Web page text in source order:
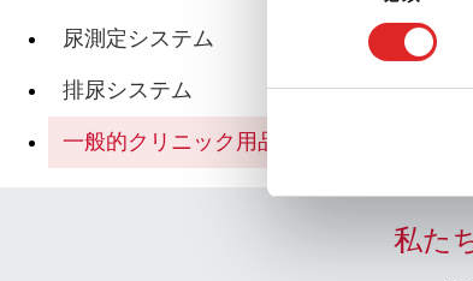
尿測定システム
排尿システム
一般的クリニック用品
私た